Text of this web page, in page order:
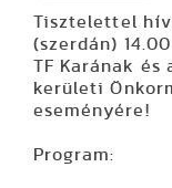
Tisztelettel
(szerdán)
TF Karának és
kerületi
eseményére!
Program: